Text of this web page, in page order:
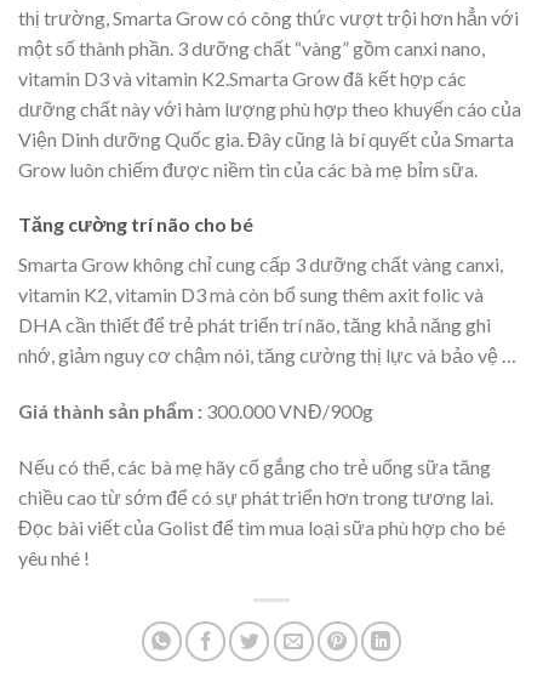
thị trường, Smarta Grow có công thức vượt trội hơn hẳn với
một số thành phần. 3 dưỡng chất “vàng” gồm canxi nano,
vitamin D3 và vitamin K2.Smarta Grow đã kết hợp các
dưỡng chất này với hàm lượng phù hợp theo khuyến cáo của
Viện Dinh dưỡng Quốc gia. Đây cũng là bí quyết của Smarta
Grow luôn chiếm được niềm tin của các bà mẹ bỉm sữa.
Tăng cường trí não cho bé
Smarta Grow không chỉ cung cấp 3 dưỡng chất vàng canxi,
vitamin K2, vitamin D3 mà còn bổ sung thêm axit folic và
DHA cần thiết để trẻ phát triển trí não, tăng khả năng ghi
nhớ, giảm nguy cơ chậm nói, tăng cường thị lực và bảo vệ …
Giá thành sản phẩm : 300.000 VNĐ/900g
Nếu có thể, các bà mẹ hãy cố gắng cho trẻ uống sữa tăng
chiều cao từ sớm để có sự phát triển hơn trong tương lai.
Đọc bài viết của Golist để tìm mua loại sữa phù hợp cho bé
yêu nhé !